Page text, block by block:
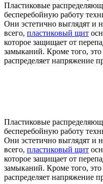
Пластиковые
бесперебойную работу
Они эстетично выглядят и
всего, пластиковый щит
которое защищает от
замыканий. Кроме того,
распределяет напряжение
Пластиковые
бесперебойную работу
Они эстетично выглядят и
всего, пластиковый щит
которое защищает от
замыканий. Кроме того,
распределяет напряжение